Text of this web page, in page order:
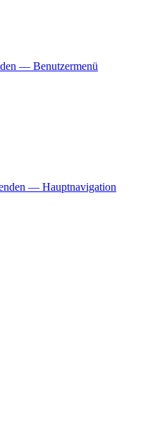
— Benutzermenü
— Hauptnavigation